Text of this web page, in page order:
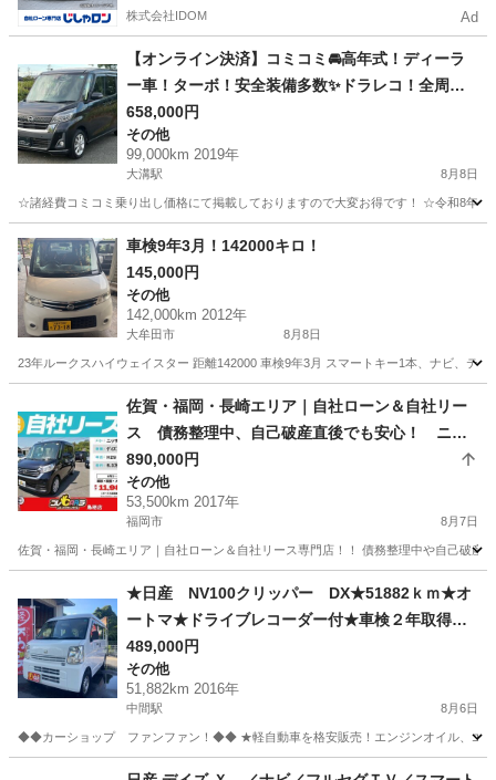
株式会社IDOM Ad
【オンライン決済】コミコミ🚘高年式！ディーラ
ー車！ターボ！安全装備多数✨ドラレコ！全周囲
カメラ！Bカメラ！ナビ！TV！Bluetooth！デイ
ズルークス！
658,000円
その他
99,000km 2019年
大溝駅 8月8日
☆諸経費コミコミ乗り出し価格にて掲載しておりますので大変お得です！ ☆令和8年
福岡 筑後市 大溝駅 その他 車両
車検9年3月！142000キロ！
145,000円
その他
142,000km 2012年
大牟田市 8月8日
23年ルークスハイウェイスター 距離142000 車検9年3月 スマートキー1本、ナビ、テ
その他
佐賀・福岡・長崎エリア｜自社ローン＆自社リー
ス 債務整理中、自己破産直後でも安心！ ニッ
サン デイズルークス X H29年式
890,000円
その他
53,500km 2017年
福岡市 8月7日
佐賀・福岡・長崎エリア｜自社ローン＆自社リース専門店！！ 債務整理中や自己破
その他
★日産 NV100クリッパー DX★51882ｋｍ★オ
ートマ★ドライブレコーダー付★車検２年取得渡
し+法令点検整備等★
489,000円
その他
51,882km 2016年
中間駅 8月6日
◆◆カーショップ ファンファン！◆◆ ★軽自動車を格安販売！エンジンオイル
中間駅 その他